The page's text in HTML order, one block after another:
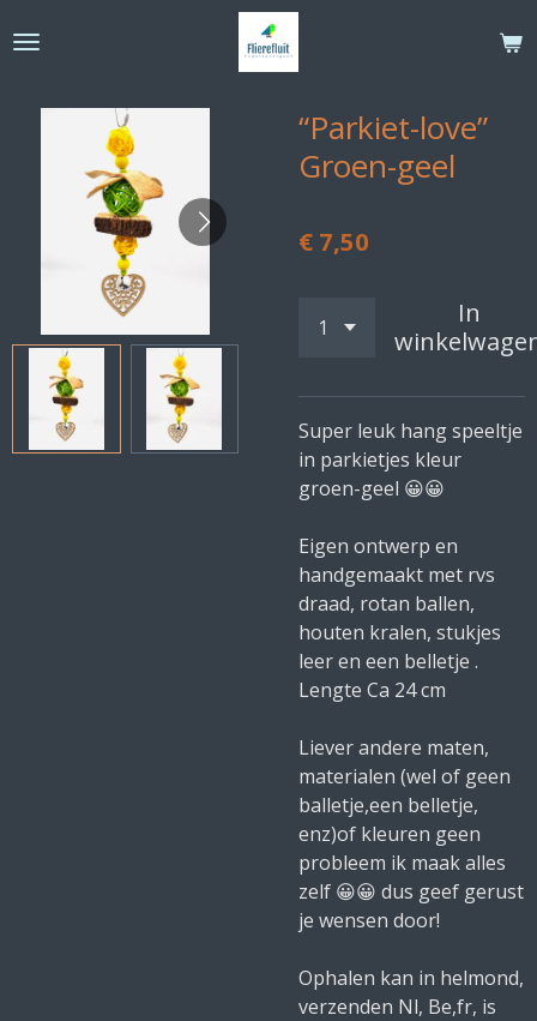
direct
hoofdinhoud
“Parkiet-love”
Groen-geel
€ 7,50
In
Super leuk hang speeltje
in parkietjes kleur
groen-geel 😀😀
Eigen ontwerp en
handgemaakt met rvs
draad, rotan ballen,
houten kralen, stukjes
leer en een belletje .
Lengte Ca 24 cm
Liever andere maten,
materialen (wel of geen
balletje,een belletje,
enz)of kleuren geen
probleem ik maak alles
zelf 😀😀 dus geef gerust
je wensen door!
Ophalen kan in helmond,
verzenden Nl, Be,fr, is